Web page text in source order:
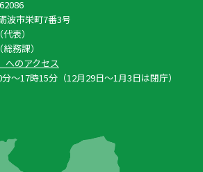
波市栄町7番3号
表）
務課）
へのアクセス
〜17時15分（12月29日〜1月3日は閉庁）